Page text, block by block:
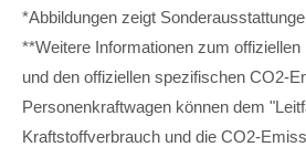
*Abbildungen zeigt
**Weitere Informationen zum
und den offiziellen spezifischen CO2-
Personenkraftwagen können dem
Kraftstoffverbrauch und die CO2-